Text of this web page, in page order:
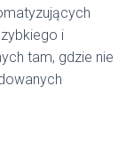
i
tam, gdzie nie